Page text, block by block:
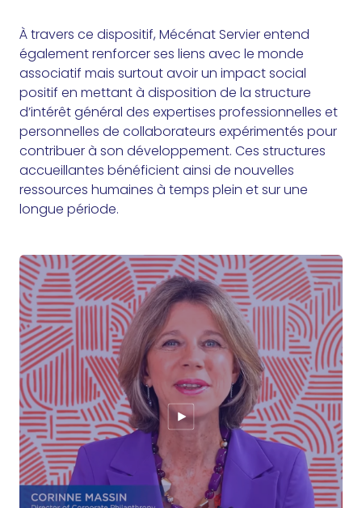
À travers ce dispositif, Mécénat Servier entend
également renforcer ses liens avec le monde
associatif mais surtout avoir un impact social
positif en mettant à disposition de la structure
d’intérêt général des expertises professionnelles et
personnelles de collaborateurs expérimentés pour
contribuer à son développement. Ces structures
accueillantes bénéficient ainsi de nouvelles
ressources humaines à temps plein et sur une
longue période.